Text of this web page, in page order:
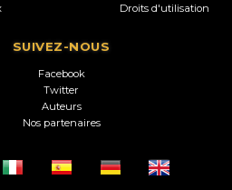
Droits d'utilisation
SUIVEZ-NOUS
Facebook
Twitter
Auteurs
Nos partenaires